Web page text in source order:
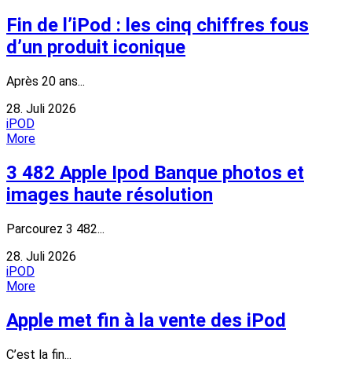
Fin de l’iPod : les cinq chiffres fous
d’un produit iconique
Après 20 ans...
28. Juli 2026
iPOD
More
3 482 Apple Ipod Banque photos et
images haute résolution
Parcourez 3 482...
28. Juli 2026
iPOD
More
Apple met fin à la vente des iPod
C’est la fin...